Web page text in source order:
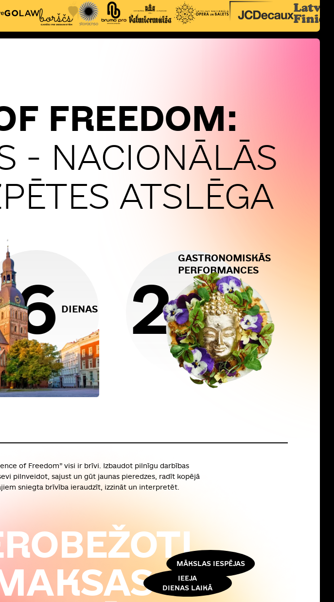
FREEDOM:
- NACIONĀLĀS
ATSLĒGA
6 DIENAS 2
GASTRONOMISKĀS
PERFORMANCES
of Freedom” visi ir brīvi. Izbaudot pilnīgu darbības
pilnveidot, sajust un gūt jaunas pieredzes, radīt kopējā
sniegta brīvība ieraudzīt, izzināt un interpretēt.
MĀKSLAS IESPĒJAS
IEEJA
DIENAS LAIKĀ